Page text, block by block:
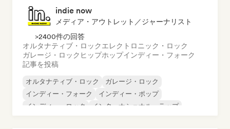
indie now
メディア・アウトレット／ジャーナリスト
>2400件の回答
オルタナティブ・ロックエレクトロニック・ロック
ガレージ・ロック ヒップホップインディー・フォーク
記事を投稿
オルタナティブ・ロック
ガレージ・ロック
インディー・フォーク
インディー・ポップ
インディー・ロック
インターナショナル・ラップ